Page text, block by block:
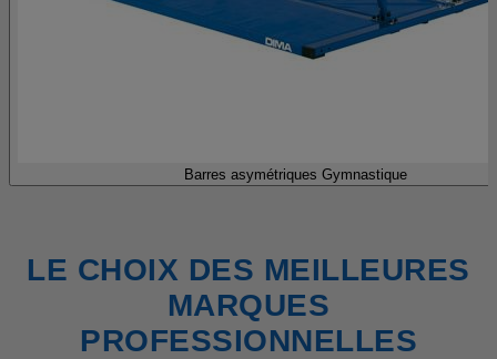
Barres asymétriques Gymnastique
LE CHOIX DES MEILLEURES
MARQUES
PROFESSIONNELLES